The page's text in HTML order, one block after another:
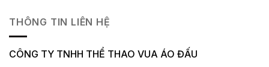
THÔNG TIN LIÊN HỆ
CÔNG TY TNHH THỂ THAO VUA ÁO ĐẤU